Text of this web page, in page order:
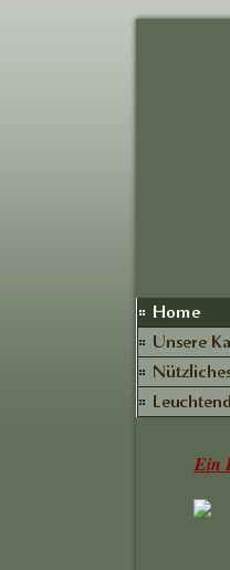
Ein